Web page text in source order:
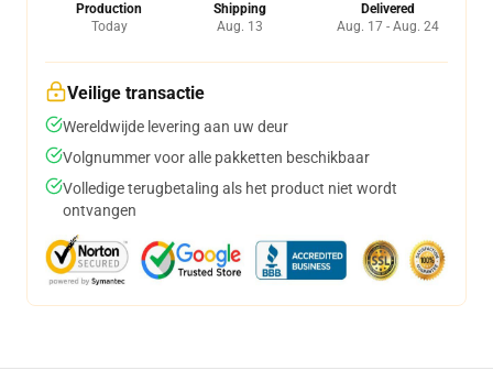
Production
Today
Shipping
Aug. 13
Delivered
Aug. 17 - Aug. 24
Veilige transactie
Wereldwijde levering aan uw deur
Volgnummer voor alle pakketten beschikbaar
Volledige terugbetaling als het product niet wordt
ontvangen